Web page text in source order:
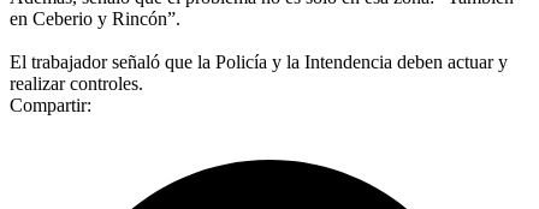
en Ceberio y Rincón”.
El trabajador señaló que la Policía y la Intendencia deben actuar y
realizar controles.
Compartir: